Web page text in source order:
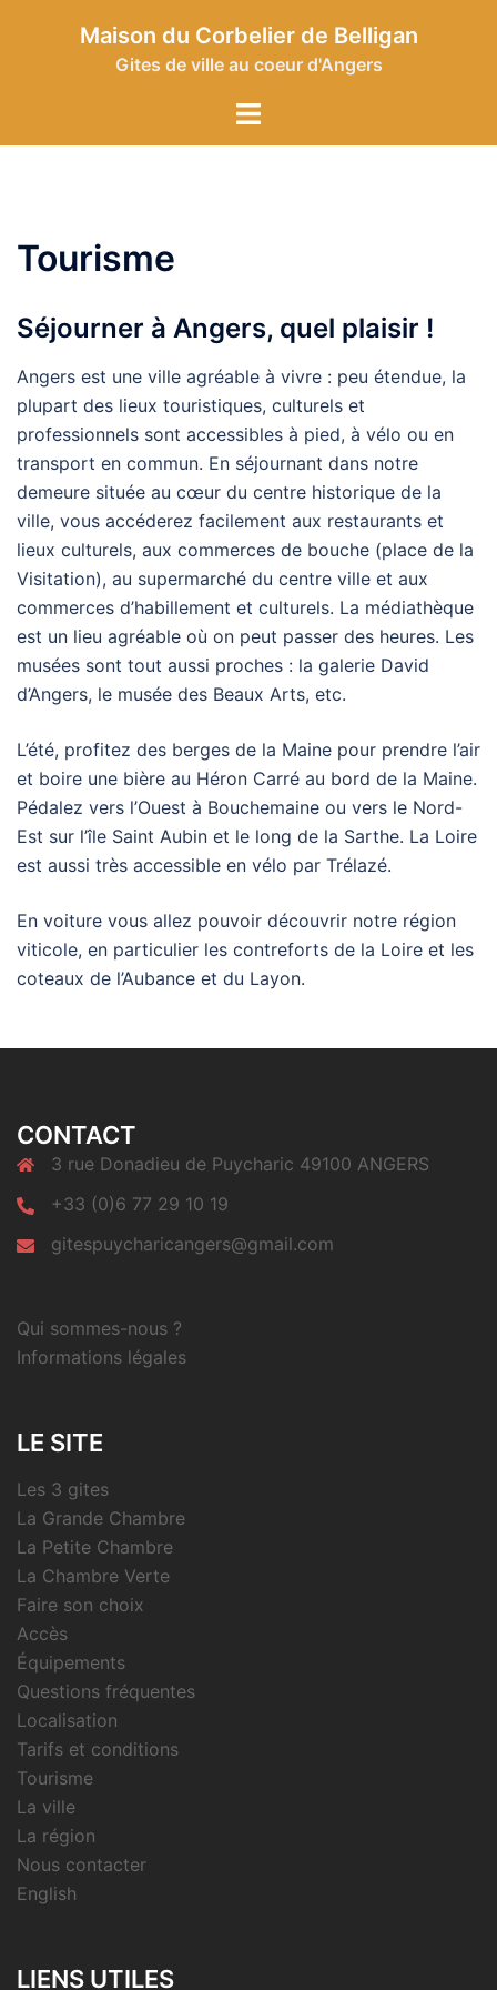
Maison du Corbelier de Belligan
Gites de ville au coeur d'Angers
Toggle
Tourisme
Séjourner à Angers, quel plaisir !
Angers est une ville agréable à vivre : peu étendue, la
plupart des lieux touristiques, culturels et
professionnels sont accessibles à pied, à vélo ou en
transport en commun. En séjournant dans notre
demeure située au cœur du centre historique de la
ville, vous accéderez facilement aux restaurants et
lieux culturels, aux commerces de bouche (place de la
Visitation), au supermarché du centre ville et aux
commerces d’habillement et culturels. La médiathèque
est un lieu agréable où on peut passer des heures. Les
musées sont tout aussi proches : la galerie David
d’Angers, le musée des Beaux Arts, etc.
L’été, profitez des berges de la Maine pour prendre l’air
et boire une bière au Héron Carré au bord de la Maine.
Pédalez vers l’Ouest à Bouchemaine ou vers le Nord-
Est sur l’île Saint Aubin et le long de la Sarthe. La Loire
est aussi très accessible en vélo par Trélazé.
En voiture vous allez pouvoir découvrir notre région
viticole, en particulier les contreforts de la Loire et les
coteaux de l’Aubance et du Layon.
CONTACT
3 rue Donadieu de Puycharic 49100 ANGERS
+33 (0)6 77 29 10 19
gitespuycharicangers@gmail.com
Qui sommes-nous ?
Informations légales
LE SITE
Les 3 gites
La Grande Chambre
La Petite Chambre
La Chambre Verte
Faire son choix
Accès
Équipements
Questions fréquentes
Localisation
Tarifs et conditions
Tourisme
La ville
La région
Nous contacter
English
LIENS UTILES